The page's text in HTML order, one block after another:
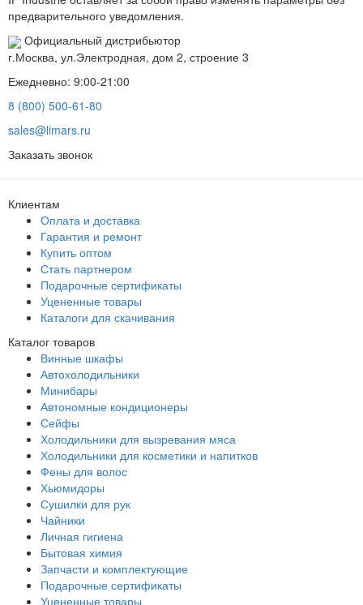
предварительного уведомления.
Официальный дистрибьютор
г.Москва, ул.Электродная, дом 2, строение 3
Ежедневно: 9:00-21:00
8 (800) 500-61-80
sales@limars.ru
Заказать звонок
Клиентам
Оплата и доставка
Гарантия и ремонт
Купить оптом
Стать партнером
Подарочные сертификаты
Уцененные товары
Каталоги для скачивания
Каталог товаров
Винные шкафы
Автохолодильники
Минибары
Автономные кондиционеры
Сейфы
Холодильники для вызревания мяса
Холодильники для косметики и напитков
Фены для волос
Хьюмидоры
Сушилки для рук
Чайники
Личная гигиена
Бытовая химия
Запчасти и комплектующие
Подарочные сертификаты
Уцененные товары